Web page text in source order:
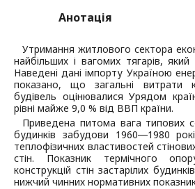
Анотація
Утримання житлового сектора
найбільших і вагомих тягарів,
Наведені дані імпорту Україною
показано, що загальні витрати
будівель оцінювалися Урядом
рівні майже 9,0 % від ВВП країни.
Приведена питома вага типових
будинків забудови 1960―1980
теплофізичних властивостей
стін. Показник термічного
конструкцій стін застарілих
нижчий чинних нормативних